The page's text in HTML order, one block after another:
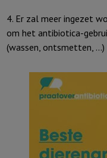
4. Er zal meer ingezet
om het antibiotica-
(wassen, ontsmetten, ...)